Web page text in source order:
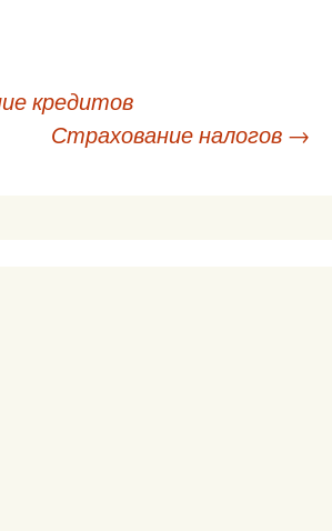
кредитов
Страхование налогов →